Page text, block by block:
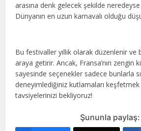
arasına denk gelecek şekilde
Dünyanın en uzun karnavalı olduğu
Bu festivaller yıllık olarak düzenlenir ve
araya getirir. Ancak, Fransa’nın zengin
sayesinde seçenekler sadece bunlarla
deneyimlediğiniz kutlamaları keşfetmek
tavsiyelerinizi bekliyoruz!
Şununla paylaş: